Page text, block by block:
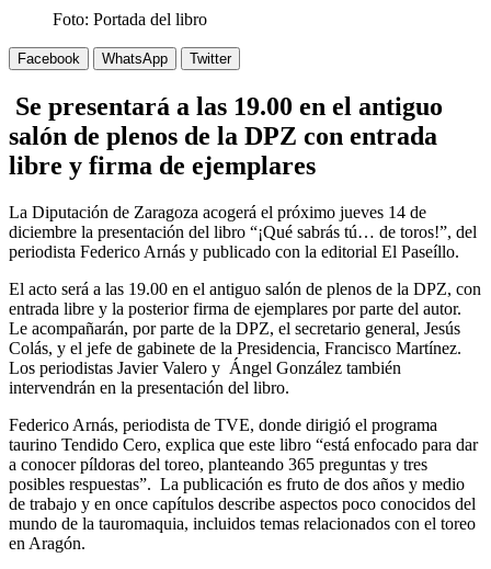
Foto: Portada del libro
Facebook WhatsApp Twitter
Se presentará a las 19.00 en el antiguo
salón de plenos de la DPZ con entrada
libre y firma de ejemplares
La Diputación de Zaragoza acogerá el próximo jueves 14 de
diciembre la presentación del libro “¡Qué sabrás tú… de toros!”, del
periodista Federico Arnás y publicado con la editorial El Paseíllo.
El acto será a las 19.00 en el antiguo salón de plenos de la DPZ, con
entrada libre y la posterior firma de ejemplares por parte del autor.
Le acompañarán, por parte de la DPZ, el secretario general, Jesús
Colás, y el jefe de gabinete de la Presidencia, Francisco Martínez.
Los periodistas Javier Valero y Ángel González también
intervendrán en la presentación del libro.
Federico Arnás, periodista de TVE, donde dirigió el programa
taurino Tendido Cero, explica que este libro “está enfocado para dar
a conocer píldoras del toreo, planteando 365 preguntas y tres
posibles respuestas”. La publicación es fruto de dos años y medio
de trabajo y en once capítulos describe aspectos poco conocidos del
mundo de la tauromaquia, incluidos temas relacionados con el toreo
en Aragón.